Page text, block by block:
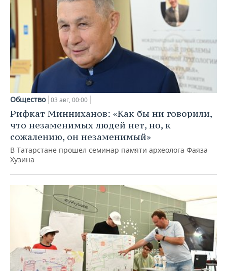
Общество 03 авг, 00:00
Рифкат Минниханов: «Как бы ни говорили,
что незаменимых людей нет, но, к
сожалению, он незаменимый»
В Татарстане прошел семинар памяти археолога Фаяза
Хузина